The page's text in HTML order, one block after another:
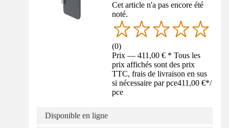
Cet article n'a pas encore été
noté.
(0)
Prix — 411,00 € * Tous les
prix affichés sont des prix
TTC, frais de livraison en sus
si nécessaire par pce411,00 €*/
pce
Disponible en ligne